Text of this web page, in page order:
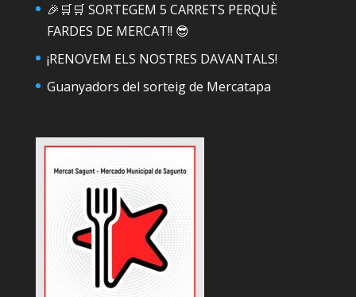
🎉🛒🛒 SORTEGEM 5 CARRETS PERQUÈ
FARDES DE MERCAT!! 😎
¡RENOVEM ELS NOSTRES DAVANTALS!
Guanyadors del sorteig de Mercatapa